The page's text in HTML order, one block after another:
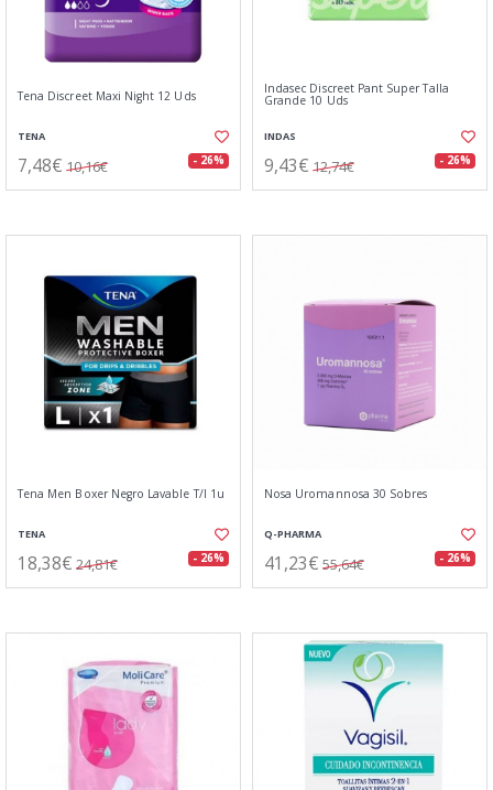
Tena Discreet Maxi Night 12 Uds
TENA
7,48€ 10,16€ - 26%
Indasec Discreet Pant Super Talla
Grande 10 Uds
INDAS
9,43€ 12,74€ - 26%
Tena Men Boxer Negro Lavable T/l 1u
TENA
18,38€ 24,81€ - 26%
Nosa Uromannosa 30 Sobres
Q-PHARMA
41,23€ 55,64€ - 26%